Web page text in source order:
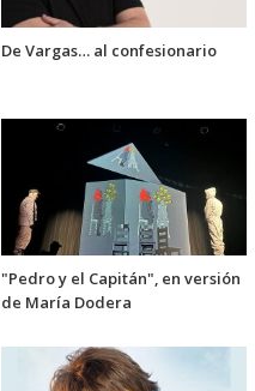
De Vargas… al confesionario
"Pedro y el Capitán", en versión
de María Dodera